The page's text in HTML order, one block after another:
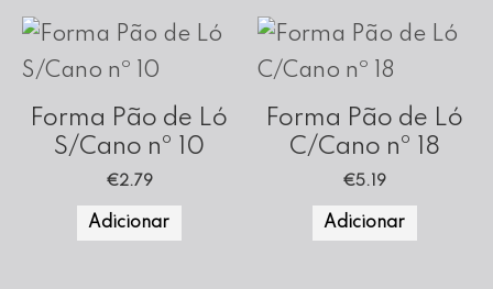
Forma Pão de Ló
S/Cano nº 10
€2.79
Adicionar
Forma Pão de Ló
C/Cano nº 18
€5.19
Adicionar